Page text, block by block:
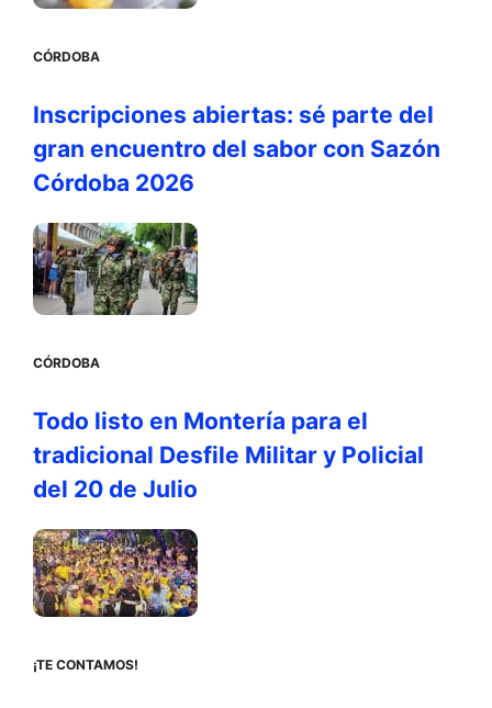
CÓRDOBA
Inscripciones abiertas: sé parte del
gran encuentro del sabor con Sazón
Córdoba 2026
CÓRDOBA
Todo listo en Montería para el
tradicional Desfile Militar y Policial
del 20 de Julio
¡TE CONTAMOS!